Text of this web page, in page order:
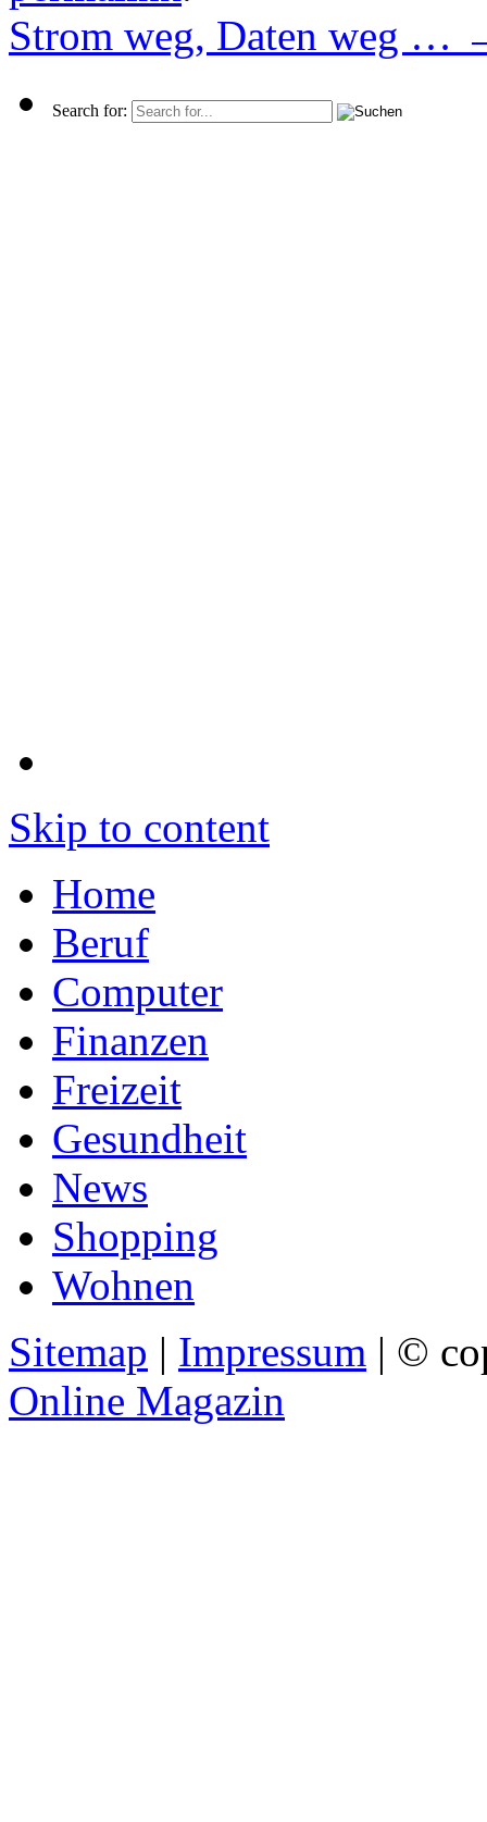
Strom weg, Daten weg …
Search for:
Skip to content
Home
Beruf
Computer
Finanzen
Freizeit
Gesundheit
News
Shopping
Wohnen
Sitemap | Impressum | ©
Online Magazin